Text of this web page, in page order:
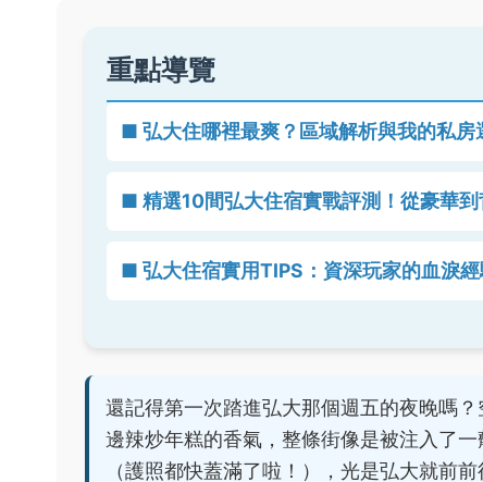
重點導覽
■ 弘大住哪裡最爽？區域解析與我的私房
■ 精選10間弘大住宿實戰評測！從豪華
■ 弘大住宿實用TIPS：資深玩家的血淚
還記得第一次踏進弘大那個週五的夜晚嗎
邊辣炒年糕的香氣，整條街像是被注入了
（護照都快蓋滿了啦！），光是弘大就前